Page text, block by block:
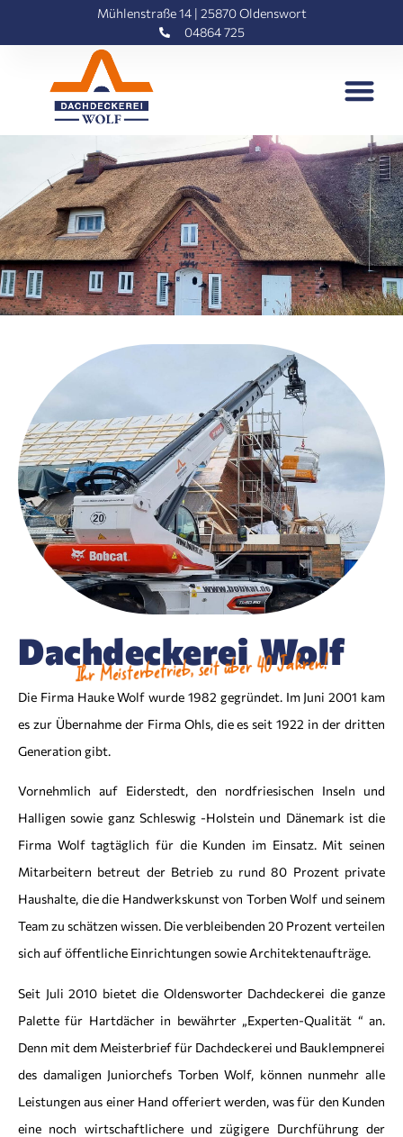
Mühlenstraße 14 | 25870 Oldenswort
04864 725
Dachdeckerei Wolf
Ihr Meisterbetrieb, seit über 40 Jahren!
Die Firma Hauke Wolf wurde 1982 gegründet. Im Juni 2001 kam
es zur Übernahme der Firma Ohls, die es seit 1922 in der dritten
Generation gibt.
Vornehmlich auf Eiderstedt, den nordfriesischen Inseln und
Halligen sowie ganz Schleswig -Holstein und Dänemark ist die
Firma Wolf tagtäglich für die Kunden im Einsatz. Mit seinen
Mitarbeitern betreut der Betrieb zu rund 80 Prozent private
Haushalte, die die Handwerkskunst von Torben Wolf und seinem
Team zu schätzen wissen. Die verbleibenden 20 Prozent verteilen
sich auf öffentliche Einrichtungen sowie Architektenaufträge.
Seit Juli 2010 bietet die Oldensworter Dachdeckerei die ganze
Palette für Hartdächer in bewährter „Experten-Qualität “ an.
Denn mit dem Meisterbrief für Dachdeckerei und Bauklempnerei
des damaligen Juniorchefs Torben Wolf, können nunmehr alle
Leistungen aus einer Hand offeriert werden, was für den Kunden
eine noch wirtschaftlichere und zügigere Durchführung der